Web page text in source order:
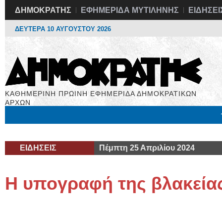
ΔΗΜΟΚΡΑΤΗΣ ΕΦΗΜΕΡΙΔΑ ΜΥΤΙΛΗΝΗΣ
ΔΕΥΤΕΡΑ 10 ΑΥΓΟΥΣΤΟΥ 2026
ΚΑΘΗΜΕΡΙΝΗ ΠΡΩΙΝΗ ΕΦΗΜΕΡΙΔΑ ΔΗΜΟΚΡΑΤΙΚΩΝ
ΑΡΧΩΝ
ΕΙΔΗΣΕΙΣ Πέμπτη 25 Απριλίου 2024
Η υπογραφή της